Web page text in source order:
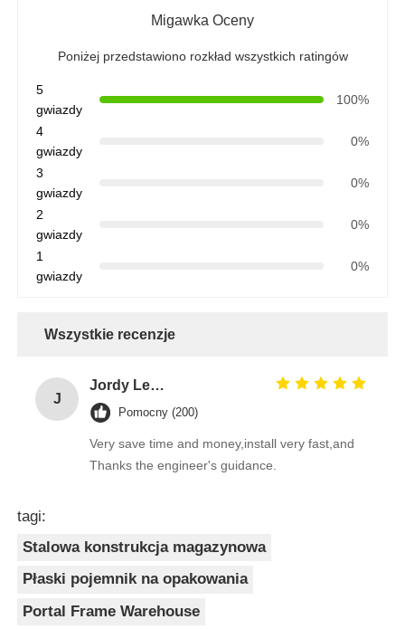
Migawka Oceny
Poniżej przedstawiono rozkład wszystkich ratingów
5
gwiazdy
100%
4
gwiazdy
0%
3
gwiazdy
0%
2
gwiazdy
0%
1
gwiazdy
0%
Wszystkie recenzje
J
Jordy Leong
Pomocny (200)
Very save time and money,install very fast,and
Thanks the engineer's guidance.
tagi:
Stalowa konstrukcja magazynowa
Płaski pojemnik na opakowania
Portal Frame Warehouse